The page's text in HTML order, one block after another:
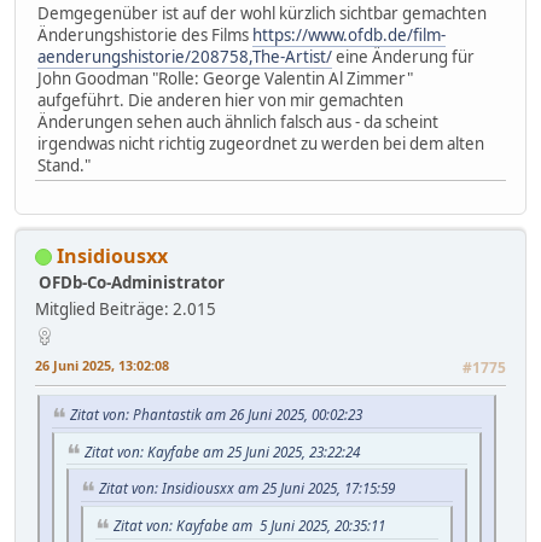
Demgegenüber ist auf der wohl kürzlich sichtbar gemachten
Änderungshistorie des Films https://www.ofdb.de/film-
aenderungshistorie/208758,The-Artist/eine Änderung für
John Goodman "Rolle: George Valentin Al Zimmer"
aufgeführt. Die anderen hier von mir gemachten
Änderungen sehen auch ähnlich falsch aus - da scheint
irgendwas nicht richtig zugeordnet zu werden bei dem alten
Stand."
Insidiousxx
OFDb-Co-Administrator
Mitglied Beiträge: 2.015
26 Juni 2025, 13:02:08 #1775
Zitat von: Phantastik am 26 Juni 2025, 00:02:23
Zitat von: Kayfabe am 25 Juni 2025, 23:22:24
Zitat von: Insidiousxx am 25 Juni 2025, 17:15:59
Zitat von: Kayfabe am 5 Juni 2025, 20:35:11